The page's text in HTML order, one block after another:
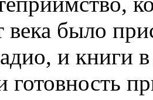
века было
и книги
готовность